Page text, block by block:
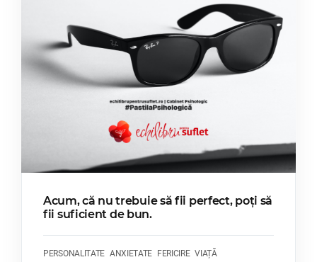
Acum, că nu trebuie să fii perfect, poți să
fii suficient de bun.
PERSONALITATE ANXIETATE FERICIRE VIAȚĂ